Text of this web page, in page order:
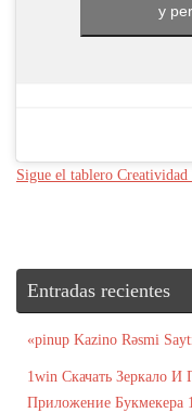
y
Sigue el tablero Creatividad
Entradas recientes
«pinup Kazino Rəsmi
1win Скачать Зеркало
Приложение Букмекера